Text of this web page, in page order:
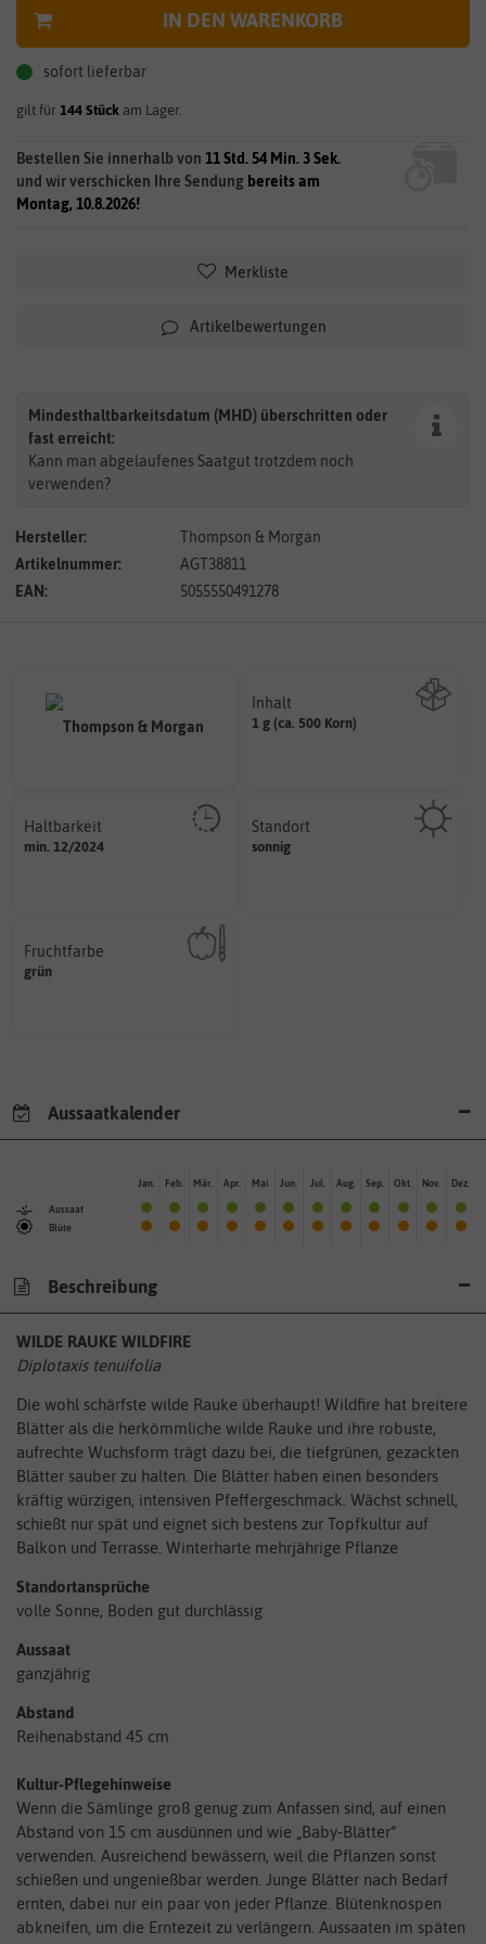
IN DEN WARENKORB
sofort lieferbar
gilt für 144 Stück am Lager.
Bestellen Sie innerhalb von 11 Std. 54 Min. 3 Sek.
und wir verschicken Ihre Sendung bereits am
Montag, 10.8.2026!
Merkliste
Artikelbewertungen
Mindesthaltbarkeitsdatum (MHD) überschritten oder
fast erreicht:
Kann man abgelaufenes Saatgut trotzdem noch
verwenden?
Hersteller:
Thompson & Morgan
Artikelnummer:
AGT38811
EAN:
5055550491278
Inhalt
1 g (ca. 500 Korn)
Wie viel ist enthalten
Haltbarkeit
min. 12/2024
und Pflanzgut sehr gut keimen
sollte.
Standort
sonnig
Pflanze? (schattig, halbschattig,
sonnig, vollsonnig)
Fruchtfarbe
grün
sie nach dem Reifungsprozess
hat.
Aussaatkalender
Aussaat
Blüte
Jan. Feb. Mär. Apr. Mai Jun. Jul. Aug. Sep. Okt. Nov. Dez.
Beschreibung
WILDE RAUKE WILDFIRE
Diplotaxis tenuifolia
Die wohl schärfste wilde Rauke überhaupt! Wildfire hat breitere
Blätter als die herkömmliche wilde Rauke und ihre robuste,
aufrechte Wuchsform trägt dazu bei, die tiefgrünen, gezackten
Blätter sauber zu halten. Die Blätter haben einen besonders
kräftig würzigen, intensiven Pfeffergeschmack. Wächst schnell,
schießt nur spät und eignet sich bestens zur Topfkultur auf
Balkon und Terrasse. Winterharte mehrjährige Pflanze
Standortansprüche
volle Sonne, Boden gut durchlässig
Aussaat
ganzjährig
Abstand
Reihenabstand 45 cm
Kultur-Pflegehinweise
Wenn die Sämlinge groß genug zum Anfassen sind, auf einen
Abstand von 15 cm ausdünnen und wie „Baby-Blätter“
verwenden. Ausreichend bewässern, weil die Pflanzen sonst
schießen und ungenießbar werden. Junge Blätter nach Bedarf
ernten, dabei nur ein paar von jeder Pflanze. Blütenknospen
abkneifen, um die Erntezeit zu verlängern. Aussaaten im späten